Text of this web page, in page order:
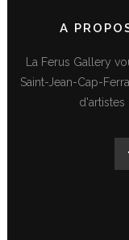
A
La Ferus Gallery
Saint-Jean-Cap-
d'artistes